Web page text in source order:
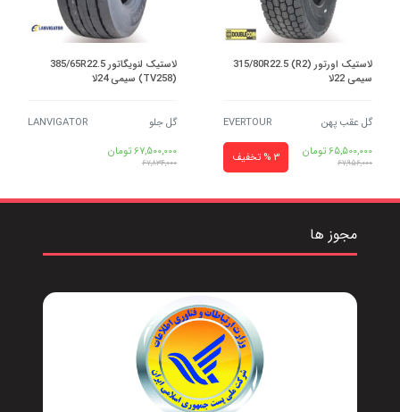
لاستیک اورتور 315/80R22.5 (R2)
سیمی 22لا
گل عقب پهن
EVERTOUR
65,500,000تومان
67,956,000 3 % تخفیف
لاستیک لنویگاتور 385/65R22.5
(TV258) سیمی 24لا
گل جلو
LANVIGATOR
67,500,000تومان
67,834,000
مجوز ها